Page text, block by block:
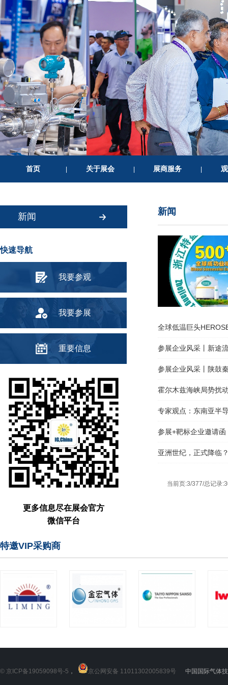
首页 | 关于展会 | 展商服务 |
新闻
快速导航
我要参观
我要参展
重要信息
更多信息尽在展会官方
微信平台
新闻
全球低温巨头
参展企业风采丨新途
参展企业风采丨陕鼓
霍尔木兹海峡局势扰
专家观点：东南亚半
参展+靶标企业邀请
亚洲世纪，正式降临
当前页:3/377/总记录
特邀VIP采购商
© 京ICP备19059098号-5 ， 京公网安备 11011302005839号 中国国际气体技